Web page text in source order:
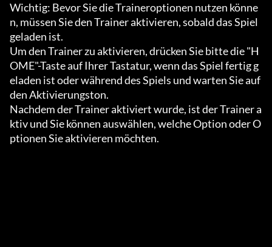
Wichtig: Bevor Sie die Traineroptionen nutzen könne
n, müssen Sie den Trainer aktivieren, sobald das Spiel
geladen ist.
Um den Trainer zu aktivieren, drücken Sie bitte die "H
OME"-Taste auf Ihrer Tastatur, wenn das Spiel fertig g
eladen ist oder während des Spiels und warten Sie auf
den Aktivierungston.
Nachdem der Trainer aktiviert wurde, ist der Trainer a
ktiv und Sie können auswählen, welche Option oder O
ptionen Sie aktivieren möchten.